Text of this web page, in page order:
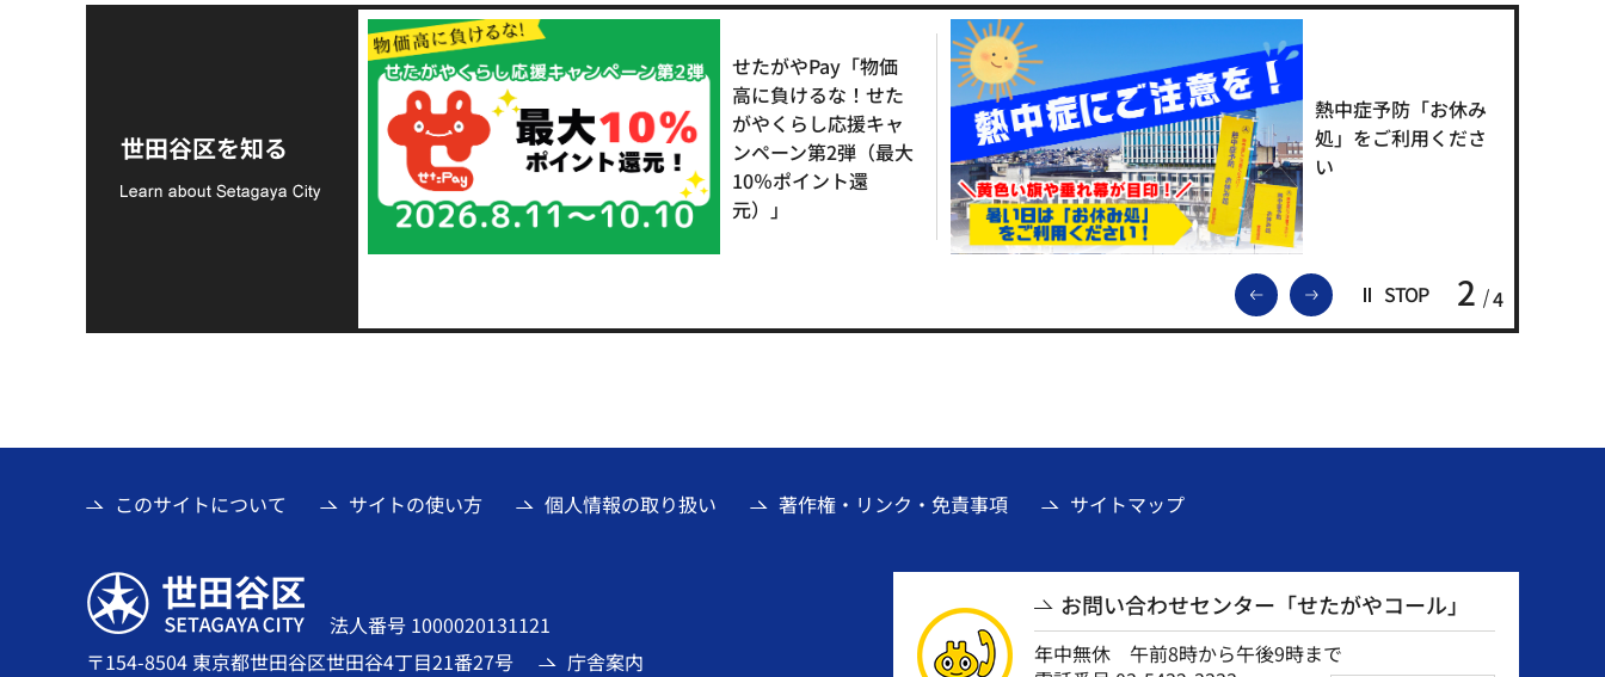
世田谷区を知る
前のスライドを表示
次のスライドを表示
STOP 2 4
支援金の募集につい
て
せたがやPay「物価
高に負けるな！せた
がやくらし応援キャ
ンペーン第2弾（最大
10％ポイント還
元）」
熱中症予防「お休み
処」をご利用くださ
い
このサイトについて サイトの使い方 個人情報の取り扱い 著作権・リンク・免責事項 サイトマップ
世田谷区
法人番号 1000020131121
〒154-8504 東京都世田谷区世田谷4丁目21番27号
庁舎案内
お問い合わせセンター「せたがやコール」
年中無休 午前8時から午後9時まで